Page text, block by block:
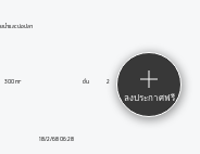
น้ำและบ่อปลา
300 m² ชั้น 2
18/2/68 06:28
ลงประกาศฟรี